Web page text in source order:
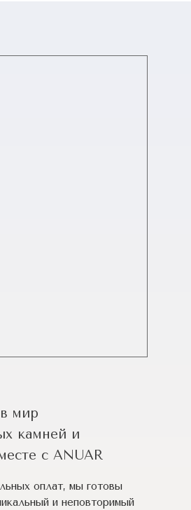
мир
камней и
с ANUAR
оплат, мы готовы
и неповторимый